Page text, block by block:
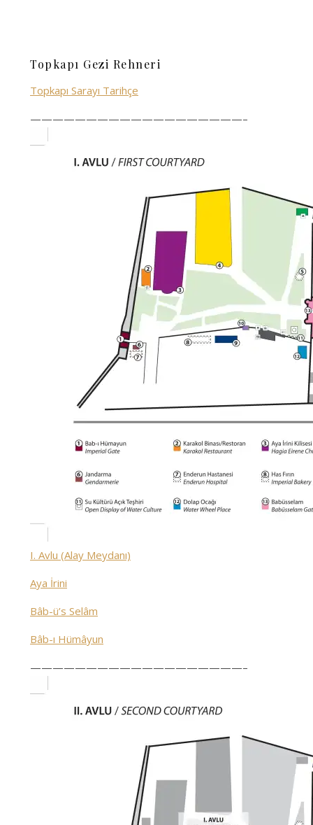
Topkapı Gezi Rehneri
Topkapı Sarayı Tarihçe
———————————————————–
I. Avlu (Alay Meydanı)
Aya İrini
Bâb-ü’s Selâm
Bâb-ı Hümâyun
———————————————————–